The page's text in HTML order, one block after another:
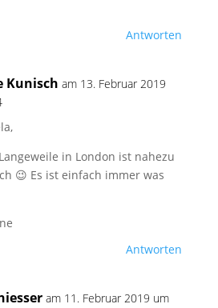
Antworten
Kunisch am 13. Februar 2019
in London ist nahezu
😉 Es ist einfach immer was
Antworten
am 11. Februar 2019 um